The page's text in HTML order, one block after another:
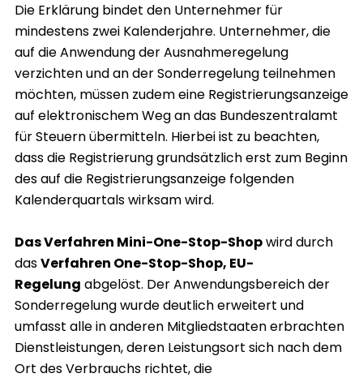
Die Erklärung bindet den Unternehmer für
mindestens zwei Kalenderjahre. Unternehmer, die
auf die Anwendung der Ausnahmeregelung
verzichten und an der Sonderregelung teilnehmen
möchten, müssen zudem eine Registrierungsanzeige
auf elektronischem Weg an das Bundeszentralamt
für Steuern übermitteln. Hierbei ist zu beachten,
dass die Registrierung grundsätzlich erst zum Beginn
des auf die Registrierungsanzeige folgenden
Kalenderquartals wirksam wird.
Das Verfahren Mini-One-Stop-Shopwird durch
dasVerfahren One-Stop-Shop, EU-
Regelung abgelöst. Der Anwendungsbereich der
Sonderregelung wurde deutlich erweitert und
umfasst alle in anderen Mitgliedstaaten erbrachten
Dienstleistungen, deren Leistungsort sich nach dem
Ort des Verbrauchs richtet, die